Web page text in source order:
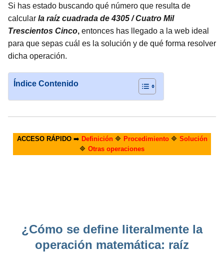
Si has estado buscando qué número que resulta de
calcular la raíz cuadrada de 4305 / Cuatro Mil
Trescientos Cinco, entonces has llegado a la web ideal
para que sepas cuál es la solución y de qué forma resolver
dicha operación.
Índice Contenido
ACCESO RÁPIDO➡️ Definición🔷 Procedimiento🔷 Solución
🔷 Otras operaciones
¿Cómo se define literalmente la
operación matemática: raíz